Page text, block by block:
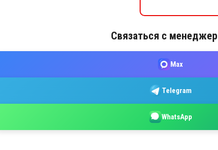
Связаться с
Max
Telegram
WhatsApp